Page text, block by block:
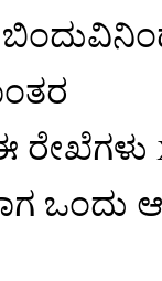
ರೇಖೆಗಳು
ಒಂದು